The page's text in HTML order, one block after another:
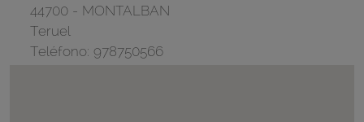
44700- MONTALBAN
Teruel
Teléfono: 978750566